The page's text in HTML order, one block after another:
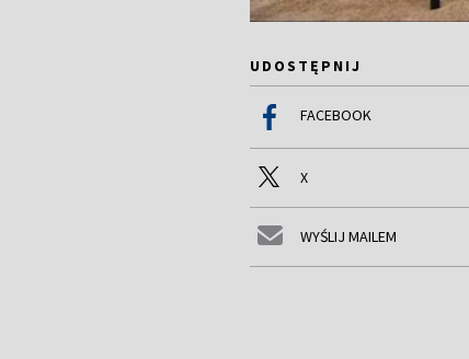
UDOSTĘPNIJ
FACEBOOK
X
WYŚLIJ MAILEM